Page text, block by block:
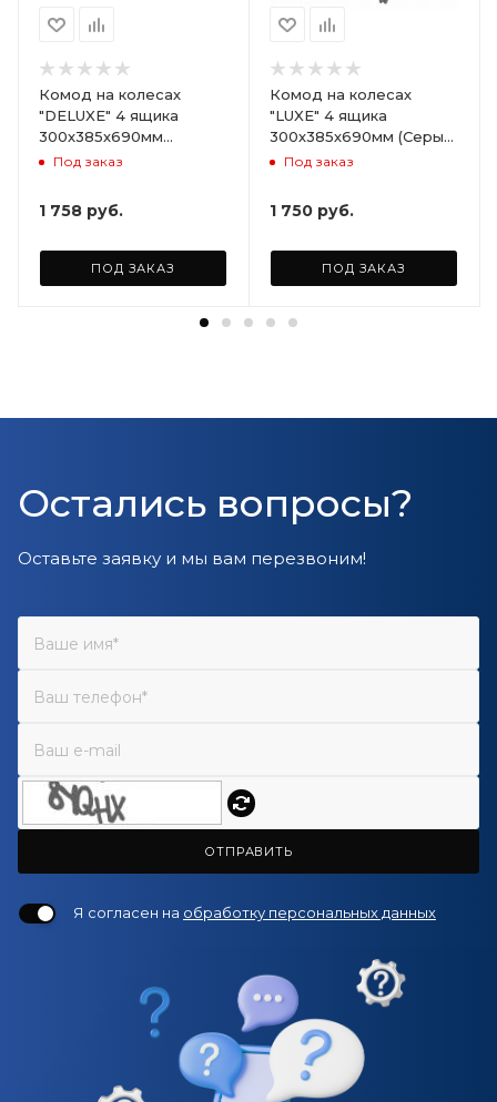
Комод на колесах
"DELUXE" 4 ящика
300х385х690мм
(Светло-бежевый)
Под заказ
1 758 руб.
ПОД ЗАКАЗ
Комод на колесах
"LUXE" 4 ящика
300х385х690мм (Серый)
ARD258086
Под заказ
1 750 руб.
ПОД ЗАКАЗ
Остались вопросы?
Оставьте заявку и мы вам перезвоним!
ОТПРАВИТЬ
Я согласен на обработку персональных данных